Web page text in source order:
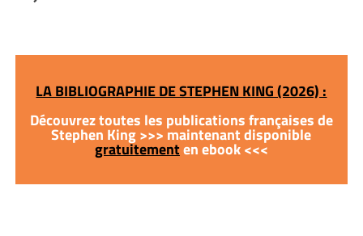
LA BIBLIOGRAPHIE DE STEPHEN KING (2026) :
Découvrez toutes les publications françaises de
Stephen King >>> maintenant disponible
gratuitementen ebook <<<